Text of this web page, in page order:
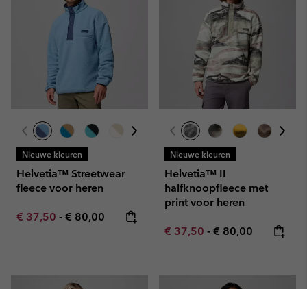
Nieuwe kleuren
Helvetia™ Streetwear
fleece voor heren
Minimum sale price:
€ 37,50 - Maximum price:
€ 80,00
Nieuwe kleuren
Helvetia™ II
halfknoopfleece met
print voor heren
Minimum sale price:
€ 37,50 - Maximum price:
€ 80,00